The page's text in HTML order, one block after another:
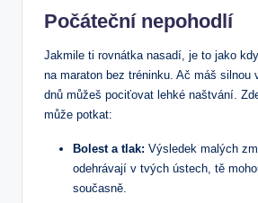
Počáteční nepohodlí
Jakmile ti rovnátka nasadí, je to jako
na maraton bez tréninku. Ač máš silnou
dnů můžeš pociťovat lehké naštvání.
může potkat:
Bolest a tlak: Výsledek malých
odehrávají v tvých ústech, tě
současně.